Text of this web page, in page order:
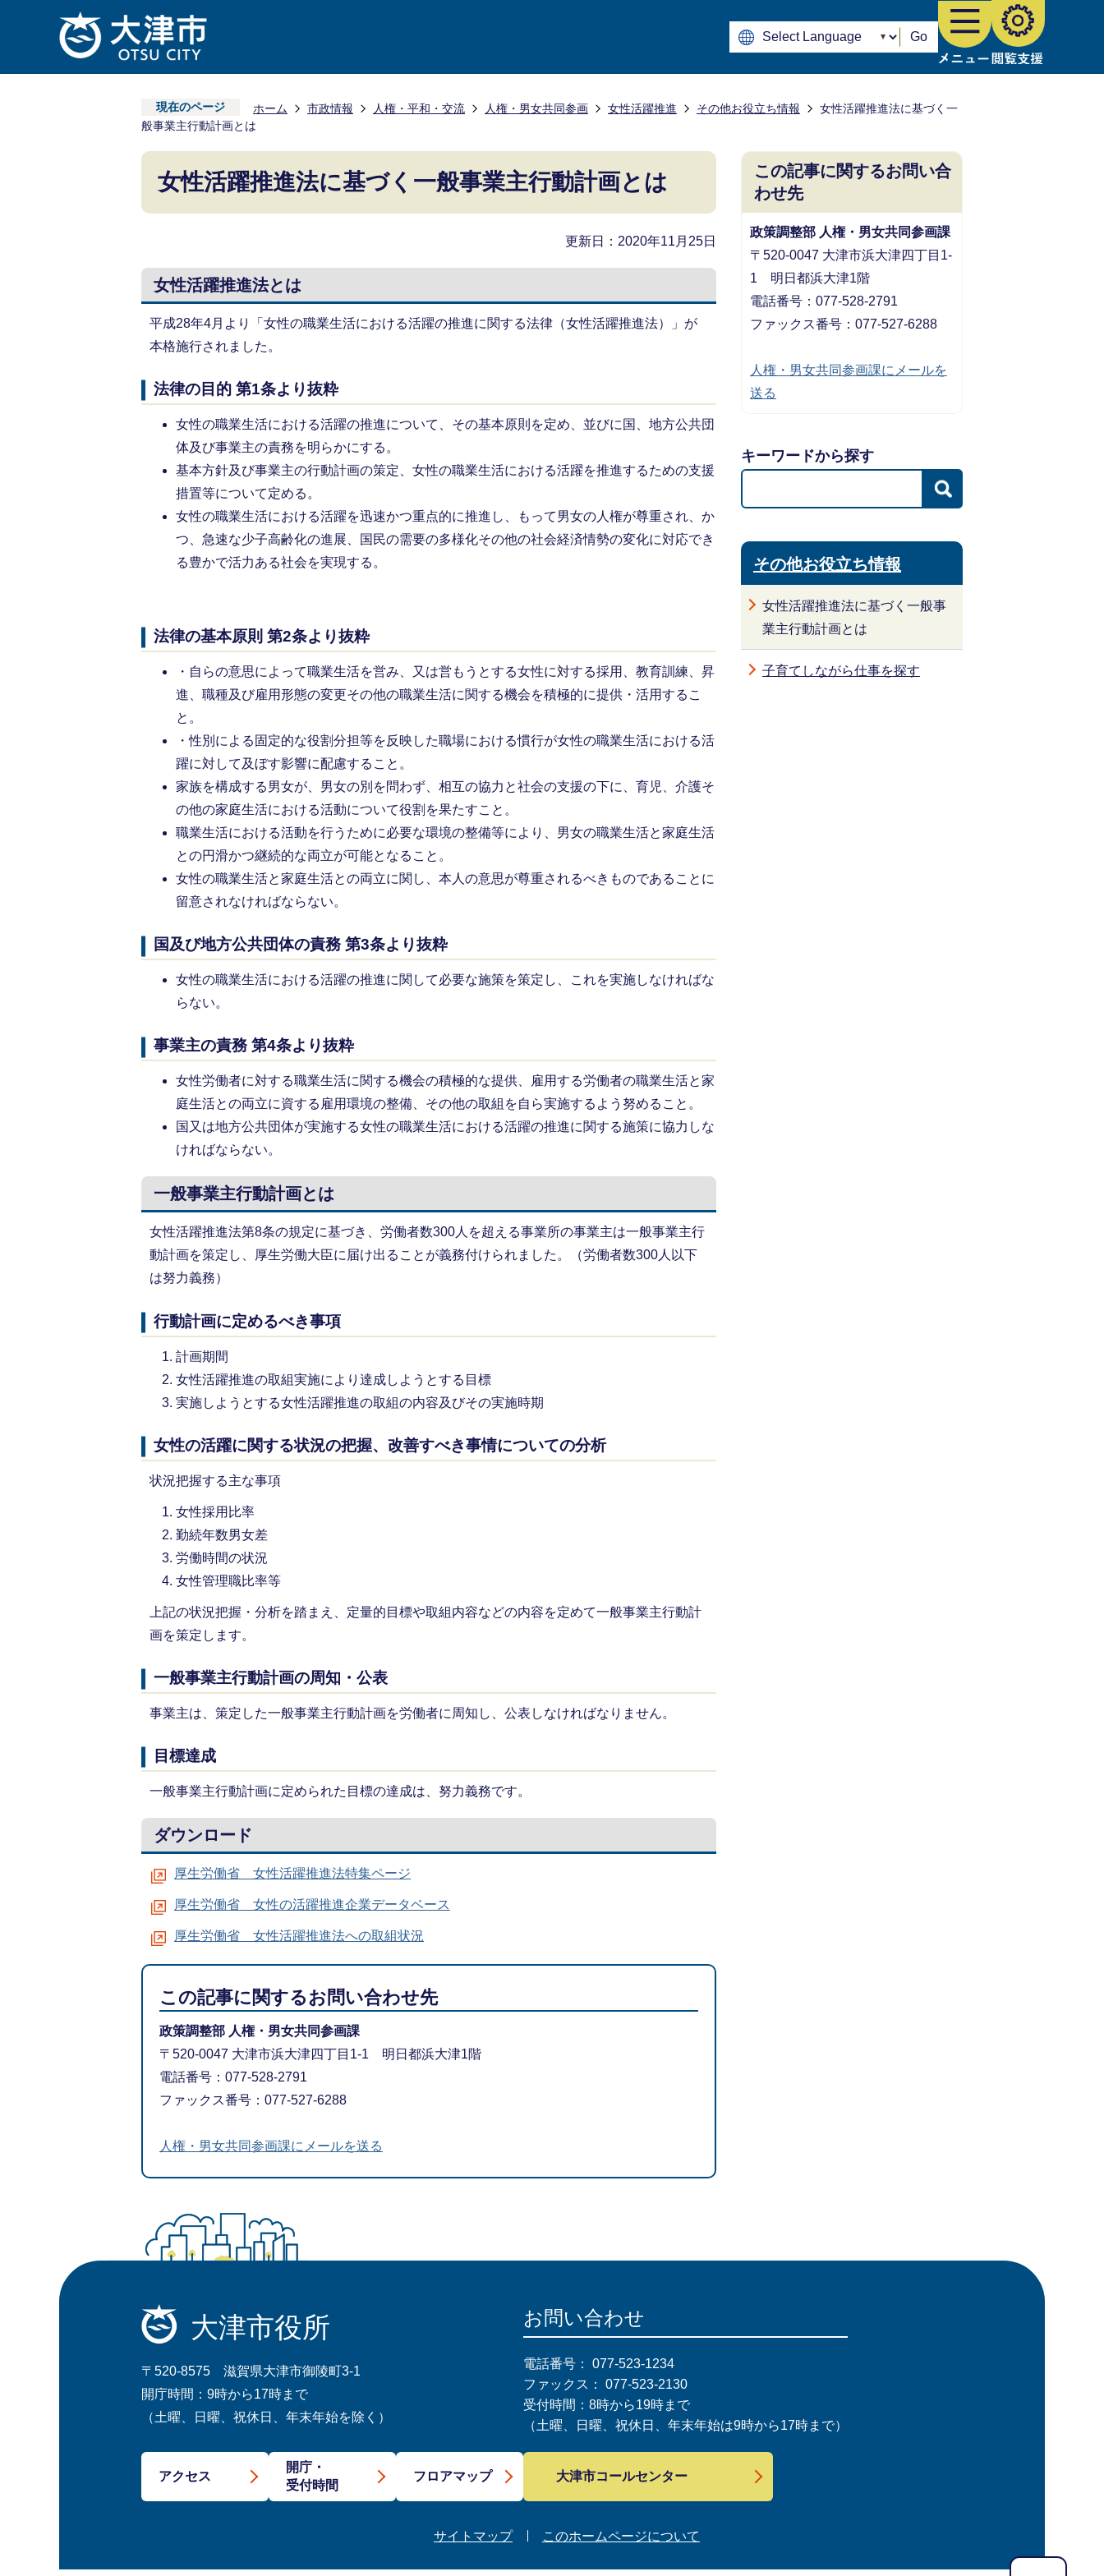
Go
現在のページ ホーム 市政情報 人権・平和・交流 人権・男女共同参画 女性活躍推進 その他お役立ち情報
女性活躍推進法に基づく一
般事業主行動計画とは
女性活躍推進法に基づく一般事業主行動計画とは
更新日：2020年11月25日
女性活躍推進法とは
平成28年4月より「女性の職業生活における活躍の推進に関する法律（女性活躍推進法）」が
本格施行されました。
法律の目的 第1条より抜粋
女性の職業生活における活躍の推進について、その基本原則を定め、並びに国、地方公共団
体及び事業主の責務を明らかにする。
基本方針及び事業主の行動計画の策定、女性の職業生活における活躍を推進するための支援
措置等について定める。
女性の職業生活における活躍を迅速かつ重点的に推進し、もって男女の人権が尊重され、か
つ、急速な少子高齢化の進展、国民の需要の多様化その他の社会経済情勢の変化に対応でき
る豊かで活力ある社会を実現する。
法律の基本原則 第2条より抜粋
・自らの意思によって職業生活を営み、又は営もうとする女性に対する採用、教育訓練、昇
進、職種及び雇用形態の変更その他の職業生活に関する機会を積極的に提供・活用するこ
と。
・性別による固定的な役割分担等を反映した職場における慣行が女性の職業生活における活
躍に対して及ぼす影響に配慮すること。
家族を構成する男女が、男女の別を問わず、相互の協力と社会の支援の下に、育児、介護そ
の他の家庭生活における活動について役割を果たすこと。
職業生活における活動を行うために必要な環境の整備等により、男女の職業生活と家庭生活
との円滑かつ継続的な両立が可能となること。
女性の職業生活と家庭生活との両立に関し、本人の意思が尊重されるべきものであることに
留意されなければならない。
国及び地方公共団体の責務 第3条より抜粋
女性の職業生活における活躍の推進に関して必要な施策を策定し、これを実施しなければな
らない。
事業主の責務 第4条より抜粋
女性労働者に対する職業生活に関する機会の積極的な提供、雇用する労働者の職業生活と家
庭生活との両立に資する雇用環境の整備、その他の取組を自ら実施するよう努めること。
国又は地方公共団体が実施する女性の職業生活における活躍の推進に関する施策に協力しな
ければならない。
一般事業主行動計画とは
女性活躍推進法第8条の規定に基づき、労働者数300人を超える事業所の事業主は一般事業主行
動計画を策定し、厚生労働大臣に届け出ることが義務付けられました。（労働者数300人以下
は努力義務）
行動計画に定めるべき事項
計画期間
女性活躍推進の取組実施により達成しようとする目標
実施しようとする女性活躍推進の取組の内容及びその実施時期
女性の活躍に関する状況の把握、改善すべき事情についての分析
状況把握する主な事項
女性採用比率
勤続年数男女差
労働時間の状況
女性管理職比率等
上記の状況把握・分析を踏まえ、定量的目標や取組内容などの内容を定めて一般事業主行動計
画を策定します。
一般事業主行動計画の周知・公表
事業主は、策定した一般事業主行動計画を労働者に周知し、公表しなければなりません。
目標達成
一般事業主行動計画に定められた目標の達成は、努力義務です。
ダウンロード
厚生労働省 女性活躍推進法特集ページ
厚生労働省 女性の活躍推進企業データベース
厚生労働省 女性活躍推進法への取組状況
この記事に関するお問い合わせ先
政策調整部 人権・男女共同参画課
〒520-0047 大津市浜大津四丁目1-1 明日都浜大津1階
電話番号：077-528-2791
ファックス番号：077-527-6288
人権・男女共同参画課にメールを送る
この記事に関するお問い合
わせ先
政策調整部 人権・男女共同参画課
〒520-0047 大津市浜大津四丁目1-
1 明日都浜大津1階
電話番号：077-528-2791
ファックス番号：077-527-6288
人権・男女共同参画課にメールを
送る
キーワードから探す
その他お役立ち情報
女性活躍推進法に基づく一般事
業主行動計画とは
子育てしながら仕事を探す
大津市役所
〒520-8575 滋賀県大津市御陵町3-1
開庁時間：9時から17時まで
（土曜、日曜、祝休日、年末年始を除く）
アクセス
開庁・
受付時間
フロアマップ
お問い合わせ
電話番号： 077-523-1234
ファックス： 077-523-2130
受付時間：8時から19時まで
（土曜、日曜、祝休日、年末年始は9時から17時まで）
大津市コールセンター
サイトマップ このホームページについて